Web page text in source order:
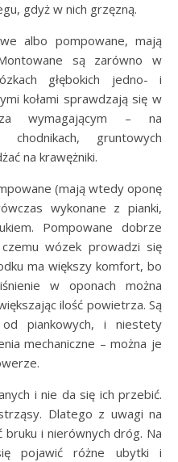
gdyż w nich grzęzną.
albo pompowane, mają
są zarówno w
głębokich jedno- i
kołami sprawdzają się w
wymagającym – na
chodnikach, gruntowych
na krawężniki.
(mają wtedy oponę
wykonane z pianki,
Pompowane dobrze
wózek prowadzi się
ma większy komfort, bo
w oponach można
ilość powietrza. Są
piankowych, i niestety
mechaniczne – można je
i nie da się ich przebić.
Dlatego z uwagi na
i nierównych dróg. Na
pojawić różne ubytki i